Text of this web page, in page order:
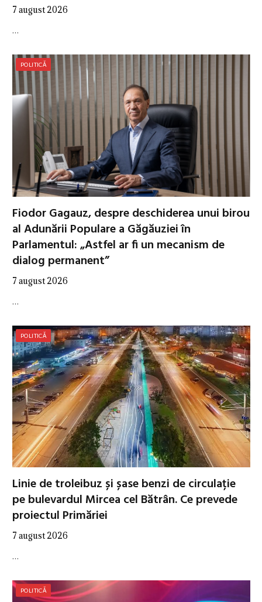
7 august 2026
…
POLITICĂ
Fiodor Gagauz, despre deschiderea unui birou
al Adunării Populare a Găgăuziei în
Parlamentul: „Astfel ar fi un mecanism de
dialog permanent”
7 august 2026
…
POLITICĂ
Linie de troleibuz și șase benzi de circulație
pe bulevardul Mircea cel Bătrân. Ce prevede
proiectul Primăriei
7 august 2026
…
POLITICĂ